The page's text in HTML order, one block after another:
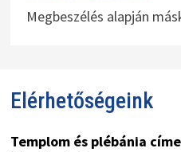
Megbeszélés alapján
Elérhetőségeink
Templom és plébánia